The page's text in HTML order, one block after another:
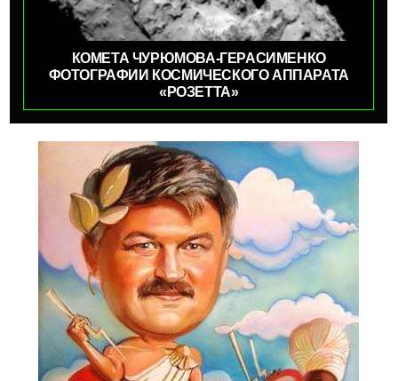
КОМЕТА ЧУРЮМОВА-ГЕРАСИМЕНКО
ФОТОГРАФИИ КОСМИЧЕСКОГО АППАРАТА
«РОЗЕТТА»